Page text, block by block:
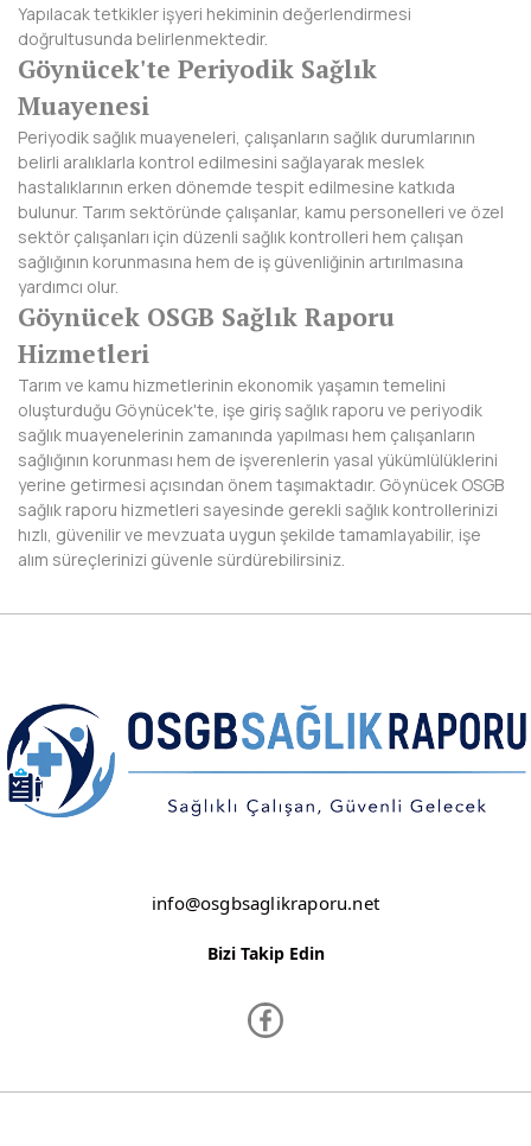
MUĞLA
MUŞ
NEVŞEHİR
NİĞDE
ORDU
OSMANİYE
RİZE
SAKARYA
SAMSUN
SİİRT
SİNOP
SİVAS
TEKİRDAĞ
TOKAT
TRABZON
Yapılacak tetkikler işyeri hekiminin değerlendirmesi
doğrultusunda belirlenmektedir.
Göynücek'te Periyodik Sağlık
Muayenesi
Periyodik sağlık muayeneleri, çalışanların sağlık durumlarının
belirli aralıklarla kontrol edilmesini sağlayarak meslek
hastalıklarının erken dönemde tespit edilmesine katkıda
bulunur. Tarım sektöründe çalışanlar, kamu personelleri ve özel
sektör çalışanları için düzenli sağlık kontrolleri hem çalışan
sağlığının korunmasına hem de iş güvenliğinin artırılmasına
yardımcı olur.
Göynücek OSGB Sağlık Raporu
Hizmetleri
Tarım ve kamu hizmetlerinin ekonomik yaşamın temelini
oluşturduğu Göynücek'te, işe giriş sağlık raporu ve periyodik
sağlık muayenelerinin zamanında yapılması hem çalışanların
sağlığının korunması hem de işverenlerin yasal yükümlülüklerini
yerine getirmesi açısından önem taşımaktadır. Göynücek OSGB
sağlık raporu hizmetleri sayesinde gerekli sağlık kontrollerinizi
hızlı, güvenilir ve mevzuata uygun şekilde tamamlayabilir, işe
alım süreçlerinizi güvenle sürdürebilirsiniz.
info@osgbsaglikraporu.net
Bizi Takip Edin